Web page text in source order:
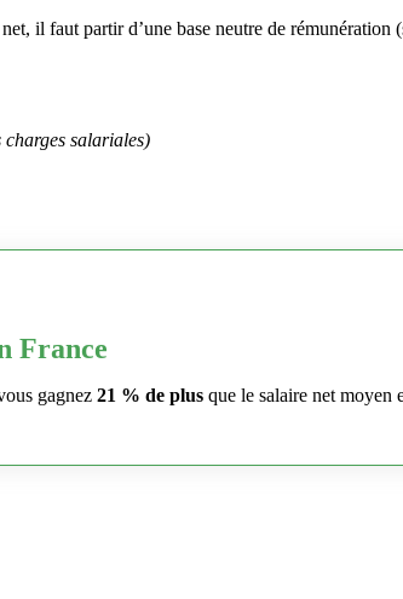
il faut partir d’une base neutre de
salariales)
France
gagnez 21 % de plus que le salaire net moyen